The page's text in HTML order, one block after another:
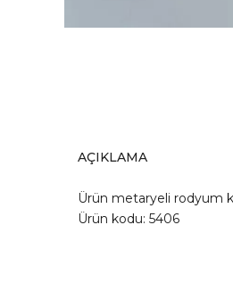
AÇIKLAMA
Ürün metaryeli rodyum
Ürün kodu: 5406